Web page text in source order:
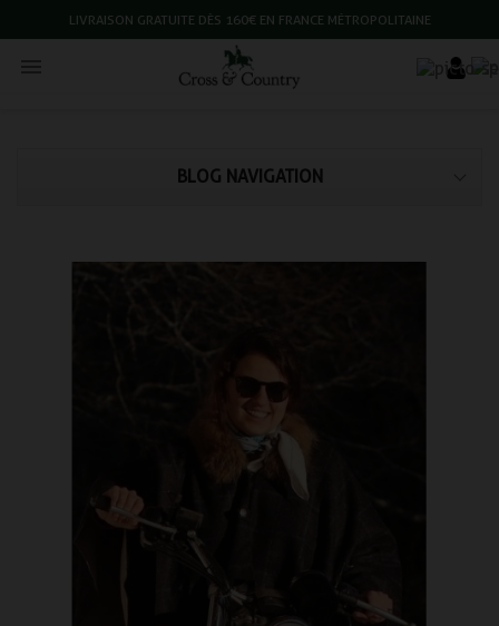
LIVRAISON GRATUITE DÈS 160€ EN FRANCE MÉTROPOLITAINE
BLOG NAVIGATION